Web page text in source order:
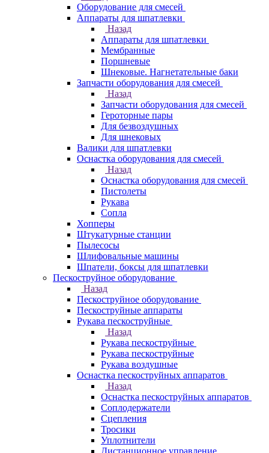
Оборудование для смесей
Аппараты для шпатлевки
Назад
Аппараты для шпатлевки
Мембранные
Поршневые
Шнековые. Нагнетательные баки
Запчасти оборудования для смесей
Назад
Запчасти оборудования для смесей
Героторные пары
Для безвоздушных
Для шнековых
Валики для шпатлевки
Оснастка оборудования для смесей
Назад
Оснастка оборудования для смесей
Пистолеты
Рукава
Сопла
Хопперы
Штукатурные станции
Пылесосы
Шлифовальные машины
Шпатели, боксы для шпатлевки
Пескоструйное оборудование
Назад
Пескоструйное оборудование
Пескоструйные аппараты
Рукава пескоструйные
Назад
Рукава пескоструйные
Рукава пескоструйные
Рукава воздушные
Оснастка пескоструйных аппаратов
Назад
Оснастка пескоструйных аппаратов
Соплодержатели
Сцепления
Тросики
Уплотнители
Дистанционное управление